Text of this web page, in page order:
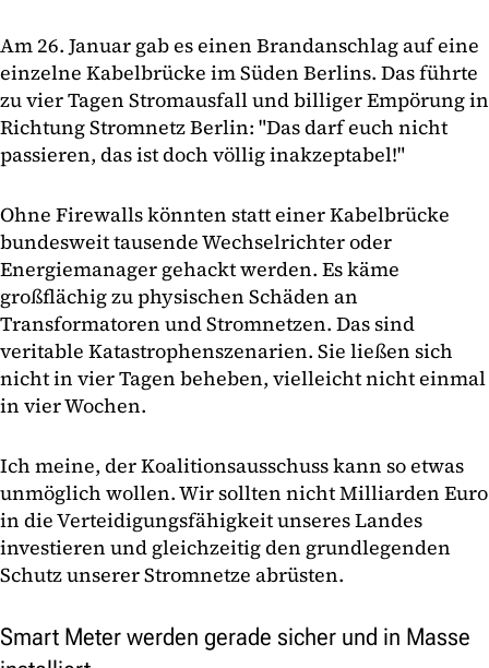
Am 26. Januar gab es einen Brandanschlag auf eine
einzelne Kabelbrücke im Süden Berlins. Das führte
zu vier Tagen Stromausfall und billiger Empörung in
Richtung Stromnetz Berlin: "Das darf euch nicht
passieren, das ist doch völlig inakzeptabel!"
Ohne Firewalls könnten statt einer Kabelbrücke
bundesweit tausende Wechselrichter oder
Energiemanager gehackt werden. Es käme
großflächig zu physischen Schäden an
Transformatoren und Stromnetzen. Das sind
veritable Katastrophenszenarien. Sie ließen sich
nicht in vier Tagen beheben, vielleicht nicht einmal
in vier Wochen.
Ich meine, der Koalitionsausschuss kann so etwas
unmöglich wollen. Wir sollten nicht Milliarden Euro
in die Verteidigungsfähigkeit unseres Landes
investieren und gleichzeitig den grundlegenden
Schutz unserer Stromnetze abrüsten.
Smart Meter werden gerade sicher und in Masse